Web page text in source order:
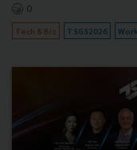
0
Tech & Biz TSGS2026